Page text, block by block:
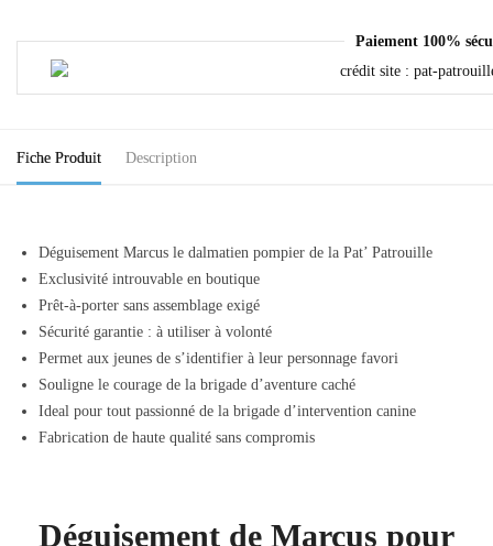
Paiement 100%
Fiche Produit Description
Déguisement Marcus le dalmatien pompier de la Pat’ Patrouille
Exclusivité introuvable en boutique
Prêt-à-porter sans assemblage exigé
Sécurité garantie : à utiliser à volonté
Permet aux jeunes de s’identifier à leur personnage favori
Souligne le courage de la brigade d’aventure caché
Ideal pour tout passionné de la brigade d’intervention canine
Fabrication de haute qualité sans compromis
Déguisement de Marcus pour